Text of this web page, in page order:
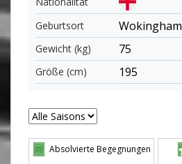
Geburtsort
Wokingham
Gewicht (kg) 75
Größe (cm) 195
Absolvierte Begegnungen